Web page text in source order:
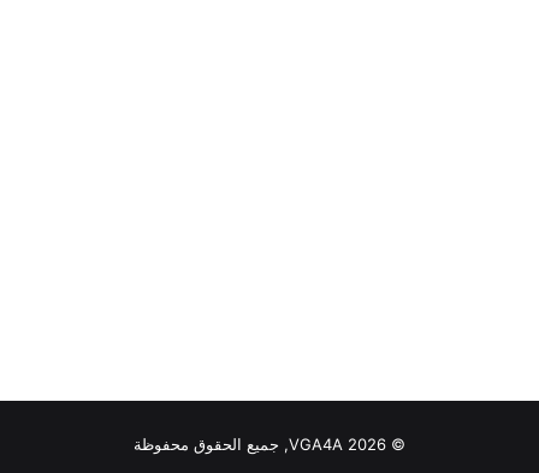
© VGA4A 2026, جميع الحقوق محفوظة